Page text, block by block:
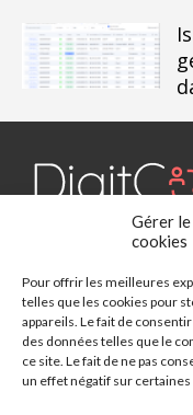
Gérer
cookies
Pour offrir les meilleures
telles que les cookies pour
appareils. Le fait de
des données telles que le
ce site. Le fait de ne pas
un effet négatif sur
Digit Collab est un
des études, des
du secteur. Retrouvez
des outils collaboratifs.
Vous cherchez